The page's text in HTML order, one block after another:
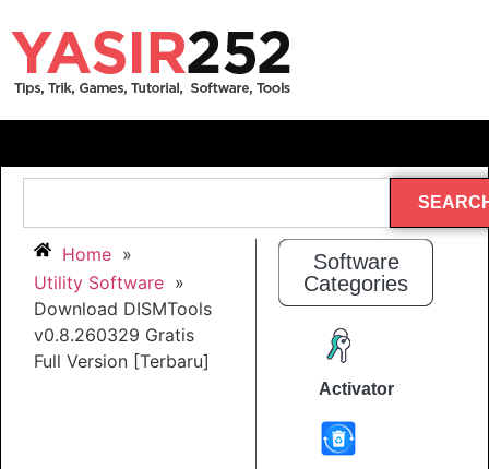
Home »
Utility Software »
Download DISMTools
v0.8.260329 Gratis
Full Version [Terbaru]
Software
Categories
Activator